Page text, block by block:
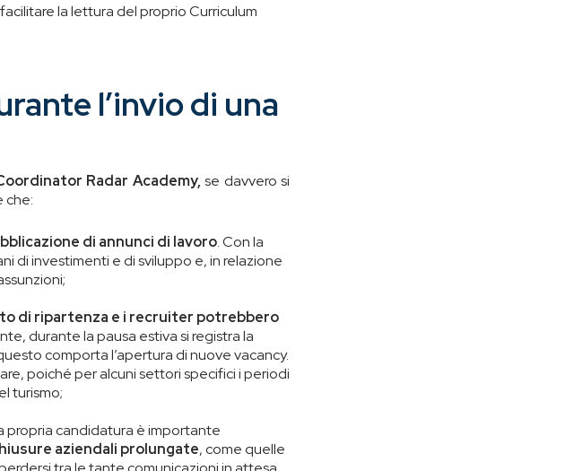
la lettura del proprio Curriculum
l’invio di una
Radar Academy, se davvero si
che:
di annunci di lavoro. Con la
di investimenti e di sviluppo e, in relazione
di ripartenza e i recruiter potrebbero
durante la pausa estiva si registra la
comporta l’apertura di nuove vacancy.
poiché per alcuni settori specifici i periodi
turismo;
propria candidatura è importante
aziendali prolungate, come quelle